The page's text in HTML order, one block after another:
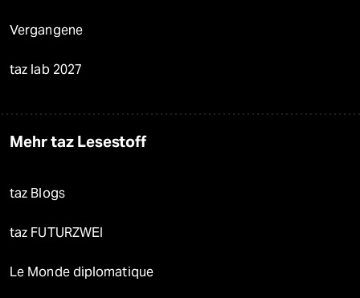
Vergangene
taz lab 2027
Mehr taz Lesestoff
taz Blogs
taz FUTURZWEI
Le Monde diplomatique